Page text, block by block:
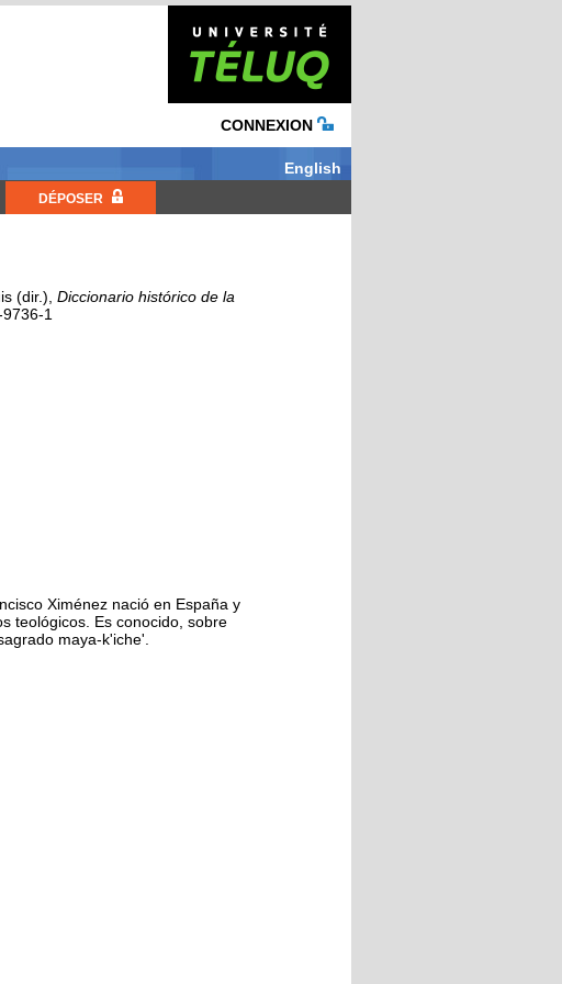
CONNEXION
English
DÉPOSER
(dir.), Diccionario histórico de la
1
Ximénez nació en España y
teológicos. Es conocido, sobre
maya-k'iche'.